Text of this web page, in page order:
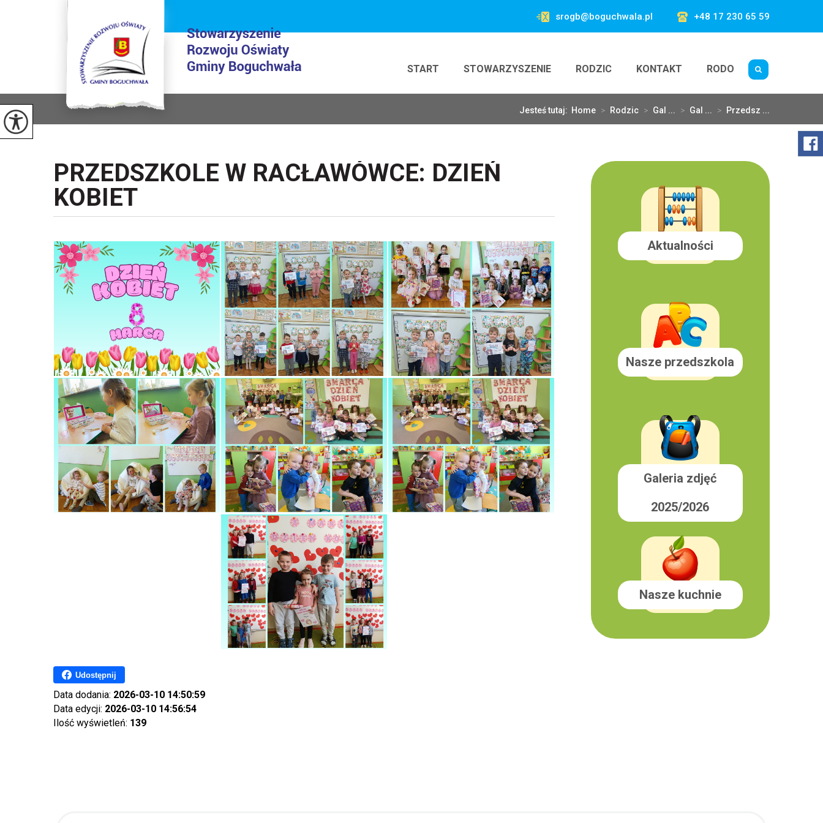
srogb@boguchwala.pl +48 17 230 65 59
START STOWARZYSZENIE RODZIC KONTAKT RODO
Jesteś tutaj: Home > Rodzic > Gal ... > Gal ... > Przedsz ...
PRZEDSZKOLE W RACŁAWÓWCE: DZIEŃ
KOBIET
Udostępnij
Data dodania: 2026-03-10 14:50:59
Data edycji: 2026-03-10 14:56:54
Ilość wyświetleń: 139
Aktualności
Nasze przedszkola
Galeria zdjęć
2025/2026
Nasze kuchnie